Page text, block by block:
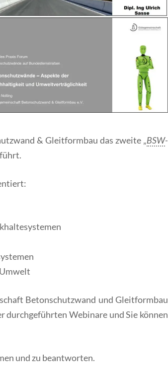
& Gleitformbau das zweite „BSW-
Betonschutzwand und Gleitformbau
durchgeführten Webinare und Sie können
und zu beantworten.